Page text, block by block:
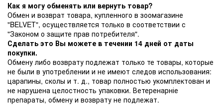
Как я могу обменять или вернуть товар?
Обмен и возврат товара, купленного в зоомагазине
"BELVET", осуществляется только в соответствии с
"Законом о защите прав потребителя".
Сделать это Вы можете в течении 14 дней от даты
покупки.
Обмену либо возврату подлежат только те товары, которые
не были в употреблении и не имеют следов использования:
царапины, сколы и т. д., товар полностью укомплектован и
не нарушена целостность упаковки. Ветеренарніе
препараты, обмену и возврату не подлежат.